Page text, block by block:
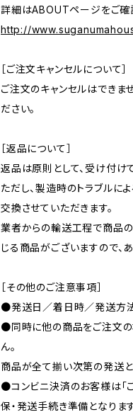
詳細はABOUTページをご確
http://
［ご注文キャンセルについて］
ご注文のキャンセルはできま
ださい。
［返品について］
返品は原則として、受け付け
ただし、製造時のトラブル
交換させていただきます。
業者からの輸送工程で商品
じる商品がございますので、
［その他のご注意事項］
●発送日／着日時／発送方法
●同時に他の商品をご注文の
ん。
商品が全て揃い次第の発送と
●コンビニ決済のお客様は「
保・発送手続き準備となります